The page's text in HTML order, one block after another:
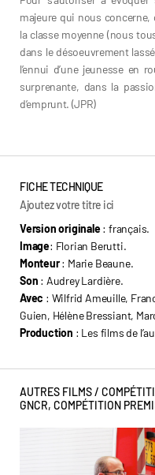
majeure qui nous concerne,
la classe moyenne (nous
dans le désoeuvrement
l’ennui d’une jeunesse en
surprenante, dans la
d’emprunt. (JPR)
FICHE TECHNIQUE
Ajoutez votre titre ici
Version originale: français.
Image: Florian Berutti.
Monteur: Marie Beaune.
Son : Audrey Lardière.
Avec : Wilfrid Ameuille,
Guien, Hélène Bressiant,
Production : Les films de
AUTRES FILMS /
GNCR, COMPÉTITION